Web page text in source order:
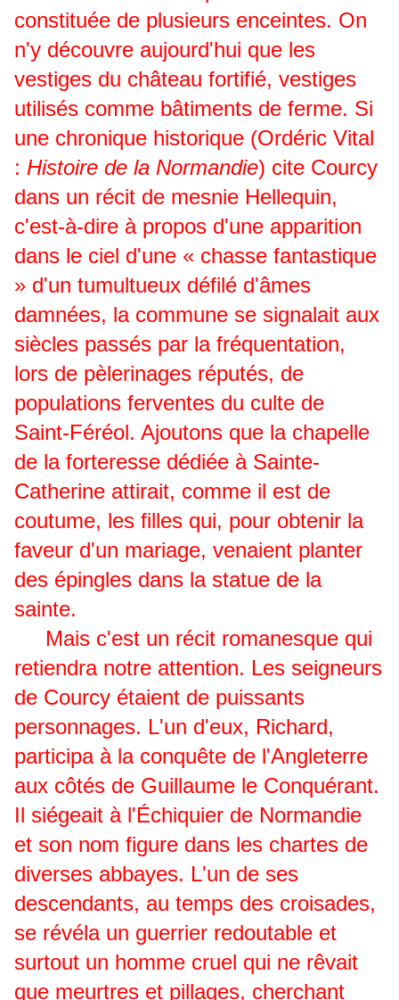
constituée de plusieurs enceintes. On
n'y découvre aujourd'hui que les
vestiges du château fortifié, vestiges
utilisés comme bâtiments de ferme. Si
une chronique historique (Ordéric Vital
: Histoire de la Normandie) cite Courcy
dans un récit de mesnie Hellequin,
c'est-à-dire à propos d'une apparition
dans le ciel d'une « chasse fantastique
» d'un tumultueux défilé d'âmes
damnées, la commune se signalait aux
siècles passés par la fréquentation,
lors de pèlerinages réputés, de
populations ferventes du culte de
Saint-Féréol. Ajoutons que la chapelle
de la forteresse dédiée à Sainte-
Catherine attirait, comme il est de
coutume, les filles qui, pour obtenir la
faveur d'un mariage, venaient planter
des épingles dans la statue de la
sainte.
Mais c'est un récit romanesque qui
retiendra notre attention. Les seigneurs
de Courcy étaient de puissants
personnages. L'un d'eux, Richard,
participa à la conquête de l'Angleterre
aux côtés de Guillaume le Conquérant.
Il siégeait à l'Échiquier de Normandie
et son nom figure dans les chartes de
diverses abbayes. L'un de ses
descendants, au temps des croisades,
se révéla un guerrier redoutable et
surtout un homme cruel qui ne rêvait
que meurtres et pillages, cherchant